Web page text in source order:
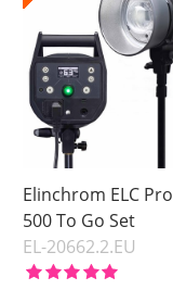
Elinchrom ELC
500 To Go Set
EL-20662.2.EU